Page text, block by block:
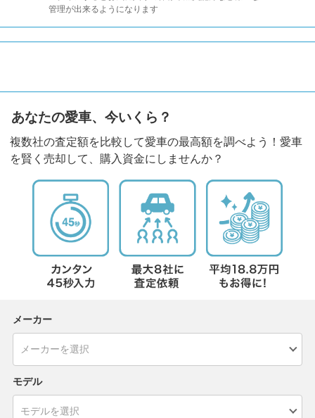
管理が出来るようになります
あなたの愛車、今いくら？
複数社の査定額を比較して愛車の最高額を調べよう！愛車
を賢く売却して、購入資金にしませんか？
メーカー
モデル